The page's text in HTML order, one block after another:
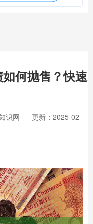
何抛售？快速
识网
更新：2025-02-